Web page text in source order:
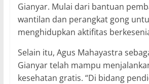
Gianyar. Mulai dari bantuan
wantilan dan perangkat gong
menghidupkan aktifitas
Selain itu, Agus Mahayastra
Gianyar telah mampu
kesehatan gratis. “Di bidang